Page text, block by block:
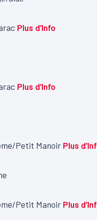
Plus d’Info
Plus d’Info
Petit Manoir Plus
Petit Manoir Plus